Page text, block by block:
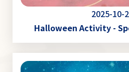
2025-10-
Halloween Activity -